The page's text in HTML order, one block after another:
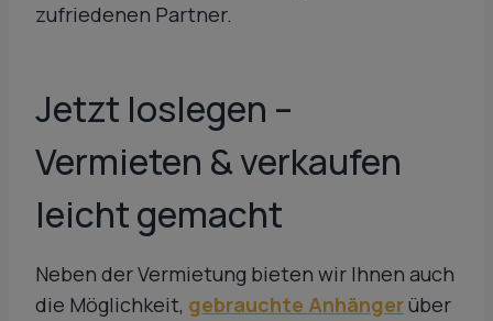
zufriedenen Partner.
Jetzt loslegen –
Vermieten & verkaufen
leicht gemacht
Neben der Vermietung bieten wir Ihnen auch
die Möglichkeit, gebrauchte Anhängerüber